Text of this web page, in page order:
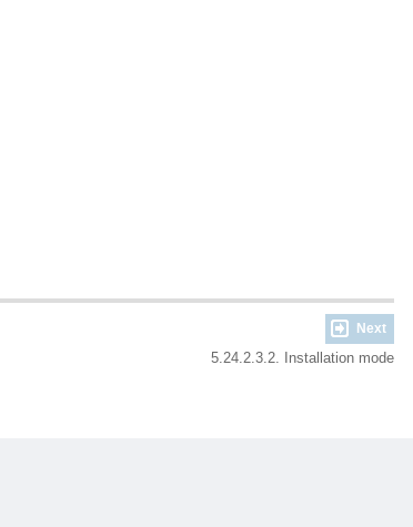
Next
5.24.2.3.2. Installation mode